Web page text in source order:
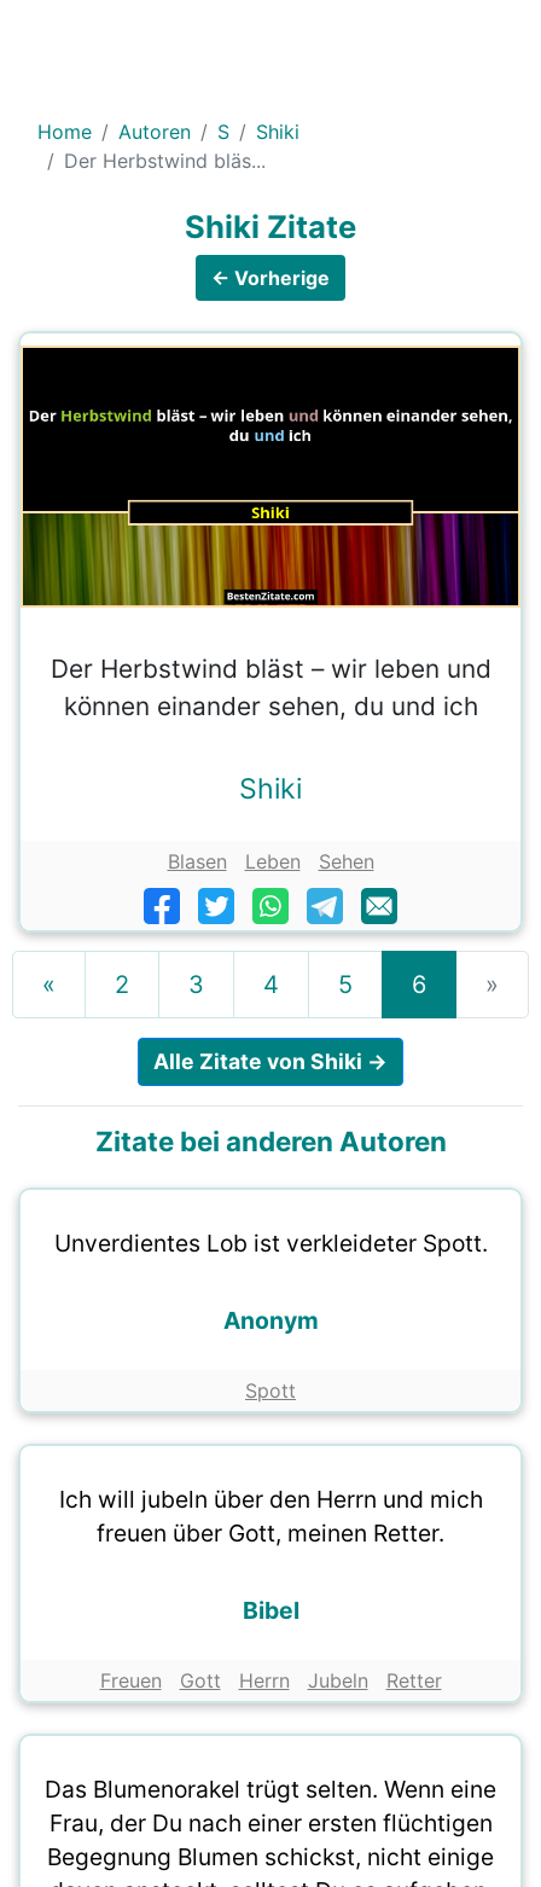
Home Autoren S
Shiki
Der Herbstwind bläs...
Shiki Zitate
← Vorherige
Der Herbstwind bläst – wir leben und
können einander sehen, du und ich
Shiki
Blasen Leben Sehen
« 2 3 4 5 6 »
Alle Zitate von Shiki →
Zitate bei anderen Autoren
Unverdientes Lob ist verkleideter Spott.
Anonym
Spott
Ich will jubeln über den Herrn und mich
freuen über Gott, meinen Retter.
Bibel
Freuen Gott Herrn Jubeln Retter
Das Blumenorakel trügt selten. Wenn eine
Frau, der Du nach einer ersten flüchtigen
Begegnung Blumen schickst, nicht einige